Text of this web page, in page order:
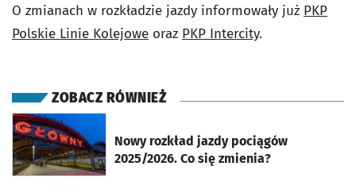
O zmianach w rozkładzie jazdy informowały już PKP
Polskie Linie Kolejowe oraz PKP Intercity.
ZOBACZ RÓWNIEŻ
Nowy rozkład jazdy pociągów
2025/2026. Co się zmienia?
otworzy się w nowej karcie